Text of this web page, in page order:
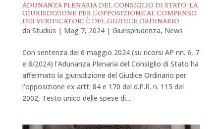
ADUNANZA PLENARIA DEL CONSIGLIO DI STATO: LA
GIURISDIZIONE PER L’OPPOSIZIONE AL COMPENSO
DEI VERIFICATORI È DEL GIUDICE ORDINARIO
da Studius | Mag 7, 2024| Giurisprudenza, News
Con sentenza del 6 maggio 2024 (su ricorsi AP nn. 6, 7
e 8/2024) l’Adunanza Plenaria del Consiglio di Stato ha
affermato la giurisdizione del Giudice Ordinario per
l’opposizione ex artt. 84 e 170 del d.P.R. n. 115 del
2002, Testo unico delle spese di...